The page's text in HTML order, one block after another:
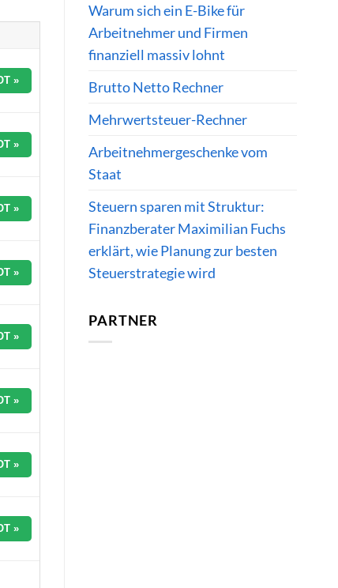
»
»
»
»
»
»
»
»
Warum sich ein E-Bike für
Arbeitnehmer und Firmen
finanziell massiv lohnt
Brutto Netto Rechner
Mehrwertsteuer-Rechner
Arbeitnehmergeschenke vom
Staat
Steuern sparen mit Struktur:
Finanzberater Maximilian Fuchs
erklärt, wie Planung zur besten
Steuerstrategie wird
PARTNER